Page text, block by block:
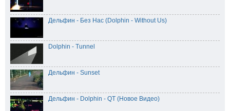
Дельфин - Без Нас (Dolphin - Without Us)
Dolphin - Tunnel
Дельфин - Sunset
Дельфин - Dolphin - QT (Новое Видео)